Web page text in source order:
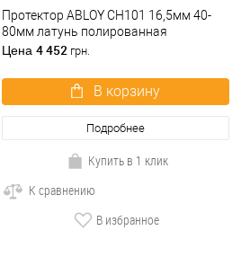
Протектор ABLOY CH101 16,5мм 40-
80мм латунь полированная
Цена 4 452 грн.
В корзину
Подробнее
Купить в 1 клик
К сравнению
В избранное